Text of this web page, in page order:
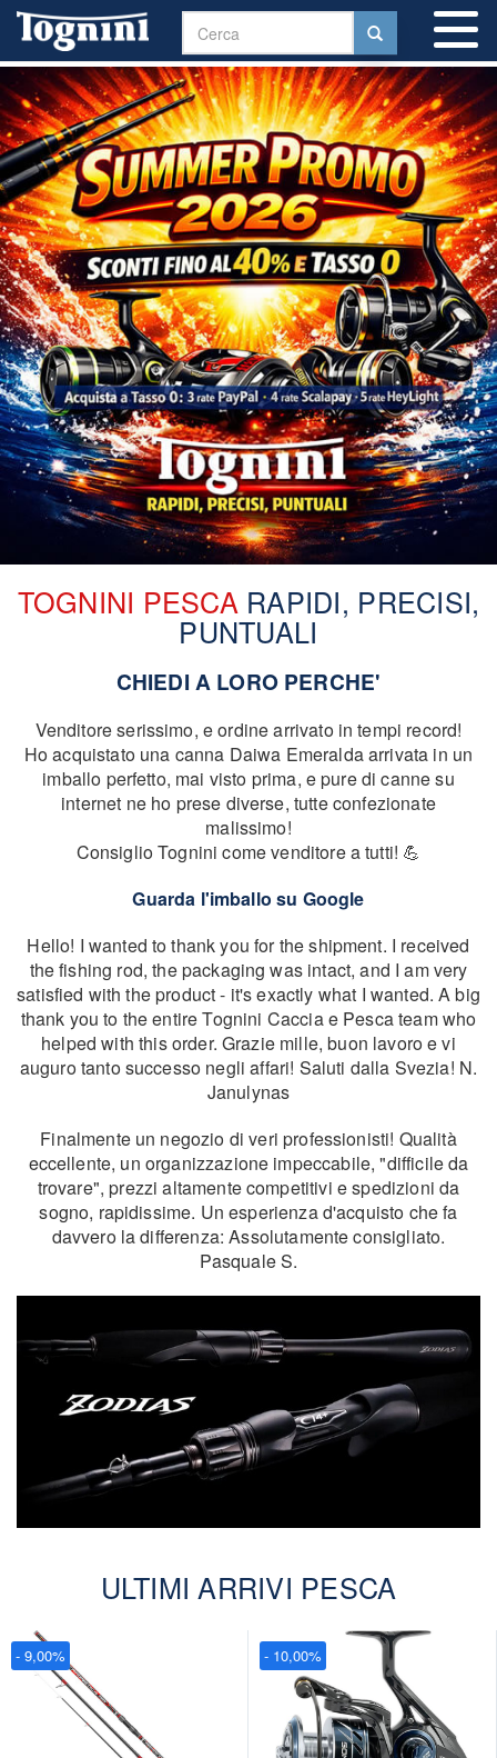
TOGNINI PESCA RAPIDI, PRECISI,
PUNTUALI
CHIEDI A LORO PERCHE'
Venditore serissimo, e ordine arrivato in tempi record!
Ho acquistato una canna Daiwa Emeralda arrivata in un
imballo perfetto, mai visto prima, e pure di canne su
internet ne ho prese diverse, tutte confezionate
malissimo!
Consiglio Tognini come venditore a tutti! 💪
Guarda l'imballo su Google
Hello! I wanted to thank you for the shipment. I received
the fishing rod, the packaging was intact, and I am very
satisfied with the product - it's exactly what I wanted. A big
thank you to the entire Tognini Caccia e Pesca team who
helped with this order. Grazie mille, buon lavoro e vi
auguro tanto successo negli affari! Saluti dalla Svezia! N.
Janulynas
Finalmente un negozio di veri professionisti! Qualità
eccellente, un organizzazione impeccabile, "difficile da
trovare", prezzi altamente competitivi e spedizioni da
sogno, rapidissime. Un esperienza d'acquisto che fa
davvero la differenza: Assolutamente consigliato.
Pasquale S.
ULTIMI ARRIVI PESCA
- 9,00% - 10,00%